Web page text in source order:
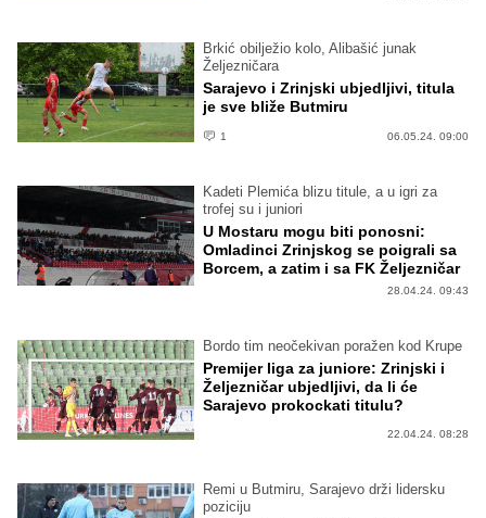
Brkić obilježio kolo, Alibašić junak
Željezničara
Sarajevo i Zrinjski ubjedljivi, titula
je sve bliže Butmiru
1 06.05.24. 09:00
Kadeti Plemića blizu titule, a u igri za
trofej su i juniori
U Mostaru mogu biti ponosni:
Omladinci Zrinjskog se poigrali sa
Borcem, a zatim i sa FK Željezničar
28.04.24. 09:43
Bordo tim neočekivan poražen kod Krupe
Premijer liga za juniore: Zrinjski i
Željezničar ubjedljivi, da li će
Sarajevo prokockati titulu?
22.04.24. 08:28
Remi u Butmiru, Sarajevo drži lidersku
poziciju